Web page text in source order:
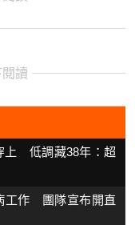
讀
上 低調藏38年：超
工作 團隊宣布開直